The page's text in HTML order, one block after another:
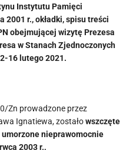
Instytutu Pamięci
2001 r., okładki, spisu treści
obejmującej wizytę Prezesa
w Stanach Zjednoczonych
16 lutego 2021.
Zn prowadzone przez
Ignatiewa, zostałowszczęte
umorzone nieprawomocnie
2003 r.,